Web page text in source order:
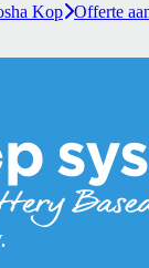
Kop Offerte